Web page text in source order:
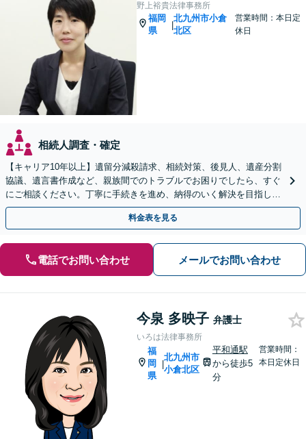
野上裕貴法律事務所
福岡
県
|
北九州市小倉
北区
営業時間：本日定
休日
相続人調査・確定
【キャリア10年以上】遺留分減殺請求、相続対策、後見人、遺産分割
協議、遺言書作成など、親族間でのトラブルでお困りでしたら、すぐ
にご相談ください。丁寧に手続きを進め、納得のいく解決を目指しま
す。【完全個室で相談】【駐車場あり】
料金表を見る
電話でお問い合わせ メールでお問い合わせ
今泉 多映子 弁護士
いろは法律事務所
福
岡
県
|
北九州市
小倉北区
平和通駅
から徒歩5
分
営業時間：
本日定休日